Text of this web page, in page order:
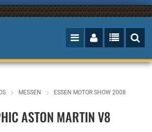
MESSEN ESSEN MOTOR SHOW 2008
ASTON MARTIN V8